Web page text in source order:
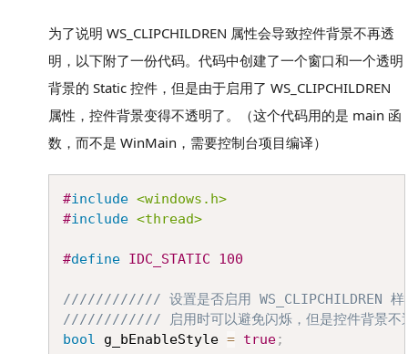
为了说明 WS_CLIPCHILDREN 属性会导致控件背景不再透
明，以下附了一份代码。代码中创建了一个窗口和一个透明
背景的 Static 控件，但是由于启用了 WS_CLIPCHILDREN
属性，控件背景变得不透明了。（这个代码用的是 main 函
数，而不是 WinMain，需要控制台项目编译）
#include <windows.h>
#include <thread>
#define IDC_STATIC 100
//////////// 设置是否启用 WS_CLIPCHILDREN 样
//////////// 启用时可以避免闪烁，但是控件背景不
bool g_bEnableStyle = true;